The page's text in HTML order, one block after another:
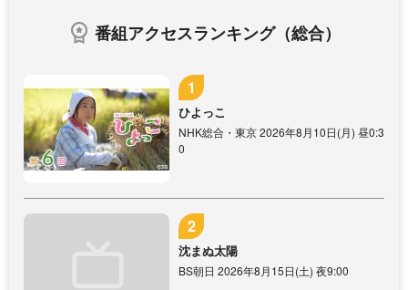
番組アクセスランキング（総合）
ひよっこ
NHK総合・東京 2026年8月10日(月) 昼0:3
0
沈まぬ太陽
BS朝日 2026年8月15日(土) 夜9:00